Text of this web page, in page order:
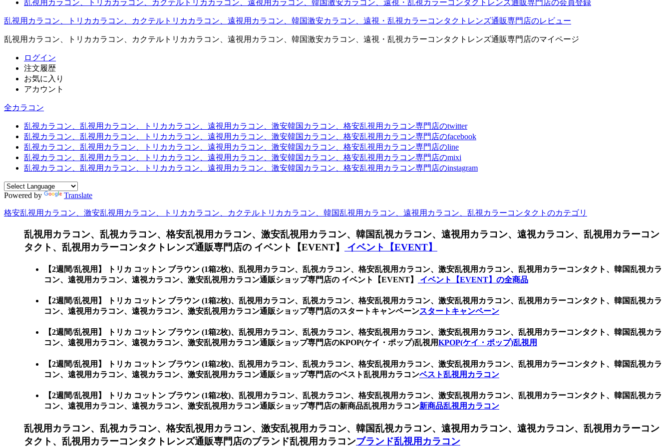
乱視用カラコン、トリカカラコン、カクテルトリカカラコン、遠視用カラコン、韓国激安カラコン、遠視・乱視カラーコンタクトレンズ通販専門店の会員登録
乱視用カラコン、トリカカラコン、カクテルトリカカラコン、遠視用カラコン、韓国激安カラコン、遠視・乱視カラーコンタクトレンズ通販専門店のレビュー
乱視用カラコン、トリカカラコン、カクテルトリカカラコン、遠視用カラコン、韓国激安カラコン、遠視・乱視カラーコンタクトレンズ通販専門店のマイページ
ログイン
注文履歴
お気に入り
アカウント
全カラコン
乱視カラコン、乱視用カラコン、トリカカラコン、遠視用カラコン、激安韓国カラコン、格安乱視用カラコン専門店のtwitter
乱視カラコン、乱視用カラコン、トリカカラコン、遠視用カラコン、激安韓国カラコン、格安乱視用カラコン専門店のfacebook
乱視カラコン、乱視用カラコン、トリカカラコン、遠視用カラコン、激安韓国カラコン、格安乱視用カラコン専門店のline
乱視カラコン、乱視用カラコン、トリカカラコン、遠視用カラコン、激安韓国カラコン、格安乱視用カラコン専門店のmixi
乱視カラコン、乱視用カラコン、トリカカラコン、遠視用カラコン、激安韓国カラコン、格安乱視用カラコン専門店のinstagram
Powered by Translate
格安乱視用カラコン、激安乱視用カラコン、トリカカラコン、カクテルトリカカラコン、韓国乱視用カラコン、遠視用カラコン、乱視カラーコンタクトのカテゴリ
乱視用カラコン、乱視カラコン、格安乱視用カラコン、激安乱視用カラコン、韓国乱視カラコン、遠視用カラコン、遠視カラコン、乱視用カラーコン
タクト、乱視用カラーコンタクトレンズ通販専門店の イベント【EVENT】
イベント【EVENT】
【2週間/乱視用】 トリカ コットン ブラウン (1箱2枚)、乱視用カラコン、乱視カラコン、格安乱視用カラコン、激安乱視用カラコン、乱視用カラーコンタクト、韓国乱視カラ
コン、遠視用カラコン、遠視カラコン、激安乱視用カラコン通販ショップ専門店の イベント【EVENT】
イベント【EVENT】の全商品
【2週間/乱視用】 トリカ コットン ブラウン (1箱2枚)、乱視用カラコン、乱視カラコン、格安乱視用カラコン、激安乱視用カラコン、乱視用カラーコンタクト、韓国乱視カラ
コン、遠視用カラコン、遠視カラコン、激安乱視用カラコン通販ショップ専門店のスタートキャンペーンスタートキャンペーン
【2週間/乱視用】 トリカ コットン ブラウン (1箱2枚)、乱視用カラコン、乱視カラコン、格安乱視用カラコン、激安乱視用カラコン、乱視用カラーコンタクト、韓国乱視カラ
コン、遠視用カラコン、遠視カラコン、激安乱視用カラコン通販ショップ専門店のKPOP(ケイ・ポップ)乱視用KPOP(ケイ・ポップ)乱視用
【2週間/乱視用】 トリカ コットン ブラウン (1箱2枚)、乱視用カラコン、乱視カラコン、格安乱視用カラコン、激安乱視用カラコン、乱視用カラーコンタクト、韓国乱視カラ
コン、遠視用カラコン、遠視カラコン、激安乱視用カラコン通販ショップ専門店のベスト乱視用カラコンベスト乱視用カラコン
【2週間/乱視用】 トリカ コットン ブラウン (1箱2枚)、乱視用カラコン、乱視カラコン、格安乱視用カラコン、激安乱視用カラコン、乱視用カラーコンタクト、韓国乱視カラ
コン、遠視用カラコン、遠視カラコン、激安乱視用カラコン通販ショップ専門店の新商品乱視用カラコン新商品乱視用カラコン
乱視用カラコン、乱視カラコン、格安乱視用カラコン、激安乱視用カラコン、韓国乱視カラコン、遠視用カラコン、遠視カラコン、乱視用カラーコン
タクト、乱視用カラーコンタクトレンズ通販専門店のブランド乱視用カラコンブランド乱視用カラコン